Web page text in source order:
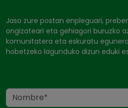
Jaso zure postan enpleguari,
ongizateari eta gehiagori buruzko
komunitatera eta eskuratu
hobetzeko lagunduko dizun eduki
Name